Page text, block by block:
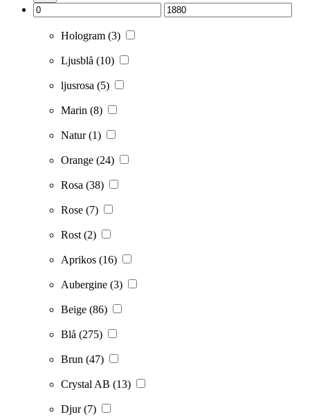
Hologram (3)
Ljusblå (10)
ljusrosa (5)
Marin (8)
Natur(1)
Orange (24)
Rosa (38)
Rose (7)
Rost(2)
Aprikos (16)
Aubergine (3)
Beige (86)
Blå (275)
Brun (47)
Crystal AB (13)
Djur(7)